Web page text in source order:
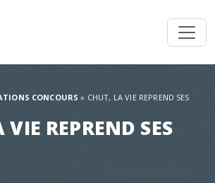
CONCOURS » CHUT, LA VIE REPREND SES
REPREND SES